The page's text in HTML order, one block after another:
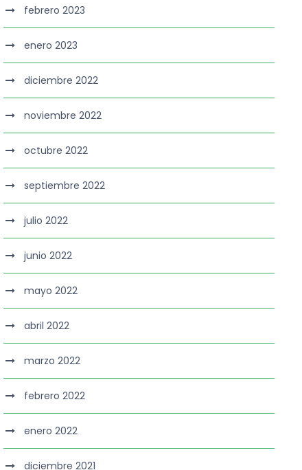
febrero 2023
enero 2023
diciembre 2022
noviembre 2022
octubre 2022
septiembre 2022
julio 2022
junio 2022
mayo 2022
abril 2022
marzo 2022
febrero 2022
enero 2022
diciembre 2021